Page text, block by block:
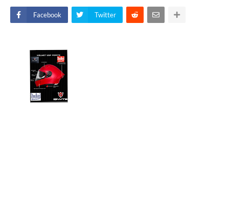
Facebook Twitter